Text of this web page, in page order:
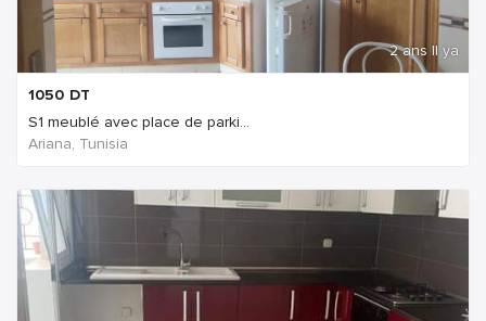
2 ans Il ya
1050 DT
S1 meublé avec place de parki...
Ariana, Tunisia